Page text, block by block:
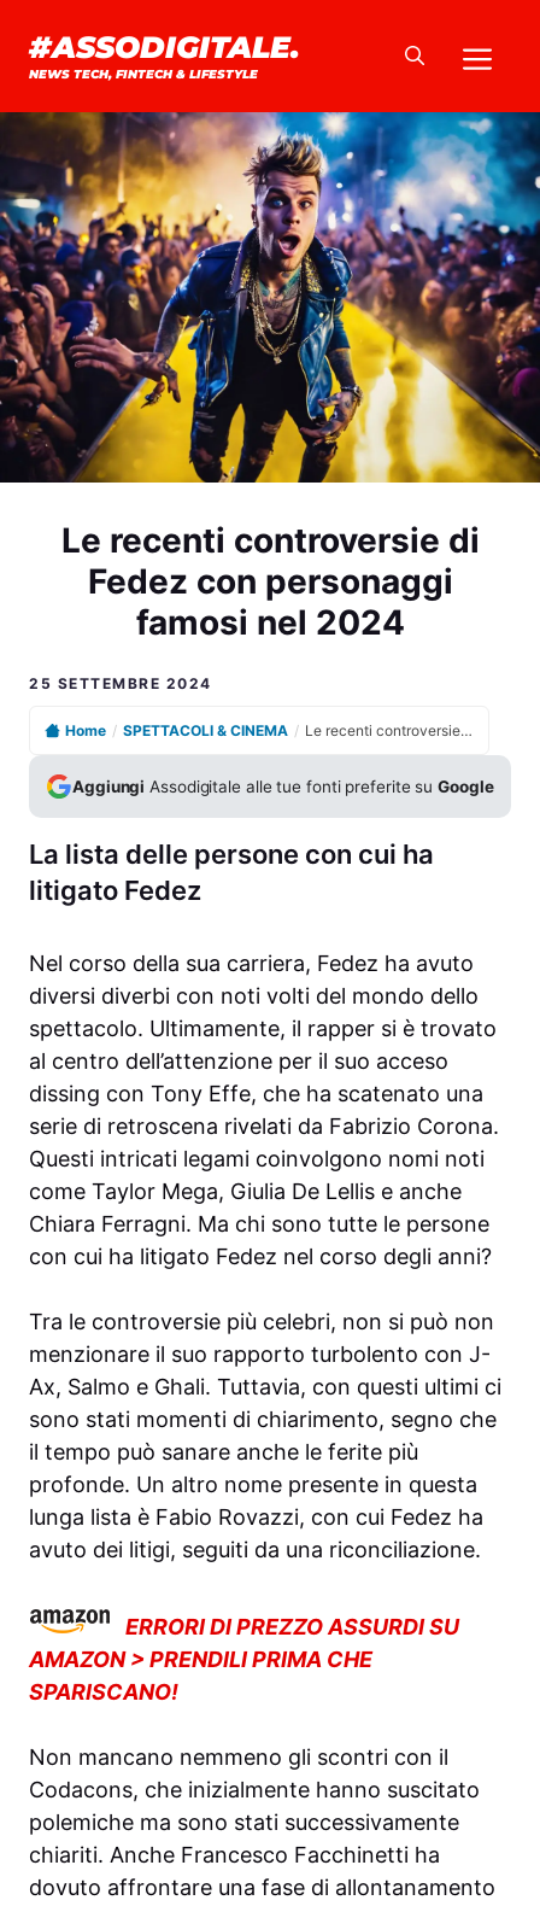
contenuto
#ASSODIGITALE.
NEWS TECH, FINTECH & LIFESTYLE
Le recenti controversie di
Fedez con personaggi
famosi nel 2024
25 SETTEMBRE 2024
Home / SPETTACOLI & CINEMA / Le recenti controversie di Fedez con personaggi famosi nel 2024
Aggiungi Assodigitale alle tue fonti preferite suGoogle
La lista delle persone con cui ha
litigato Fedez
Nel corso della sua carriera, Fedez ha avuto
diversi diverbi con noti volti del mondo dello
spettacolo. Ultimamente, il rapper si è trovato
al centro dell’attenzione per il suo acceso
dissing con Tony Effe, che ha scatenato una
serie di retroscena rivelati da Fabrizio Corona.
Questi intricati legami coinvolgono nomi noti
come Taylor Mega, Giulia De Lellis e anche
Chiara Ferragni. Ma chi sono tutte le persone
con cui ha litigato Fedez nel corso degli anni?
Tra le controversie più celebri, non si può non
menzionare il suo rapporto turbolento con J-
Ax, Salmo e Ghali. Tuttavia, con questi ultimi ci
sono stati momenti di chiarimento, segno che
il tempo può sanare anche le ferite più
profonde. Un altro nome presente in questa
lunga lista è Fabio Rovazzi, con cui Fedez ha
avuto dei litigi, seguiti da una riconciliazione.
ERRORI DI PREZZO ASSURDI SU
AMAZON > PRENDILI PRIMA CHE
SPARISCANO!
Non mancano nemmeno gli scontri con il
Codacons, che inizialmente hanno suscitato
polemiche ma sono stati successivamente
chiariti. Anche Francesco Facchinetti ha
dovuto affrontare una fase di allontanamento